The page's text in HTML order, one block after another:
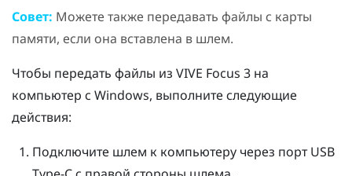
Совет: Можете также передавать файлы с карты
памяти, если она вставлена в шлем.
Чтобы передать файлы из VIVE Focus 3 на
компьютер с Windows, выполните следующие
действия:
Подключите шлем к компьютеру через портUSB